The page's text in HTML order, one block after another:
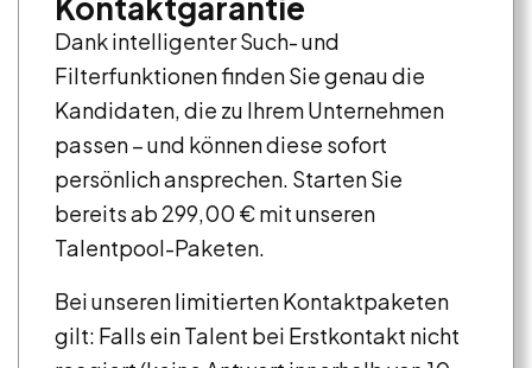
Dank intelligenter Such- und
Filterfunktionen finden Sie genau die
Kandidaten, die zu Ihrem Unternehmen
passen – und können diese sofort
persönlich ansprechen. Starten Sie
bereits ab 299,00 € mit unseren
Talentpool-Paketen.
Bei unseren limitierten Kontaktpaketen
gilt: Falls ein Talent bei Erstkontakt nicht